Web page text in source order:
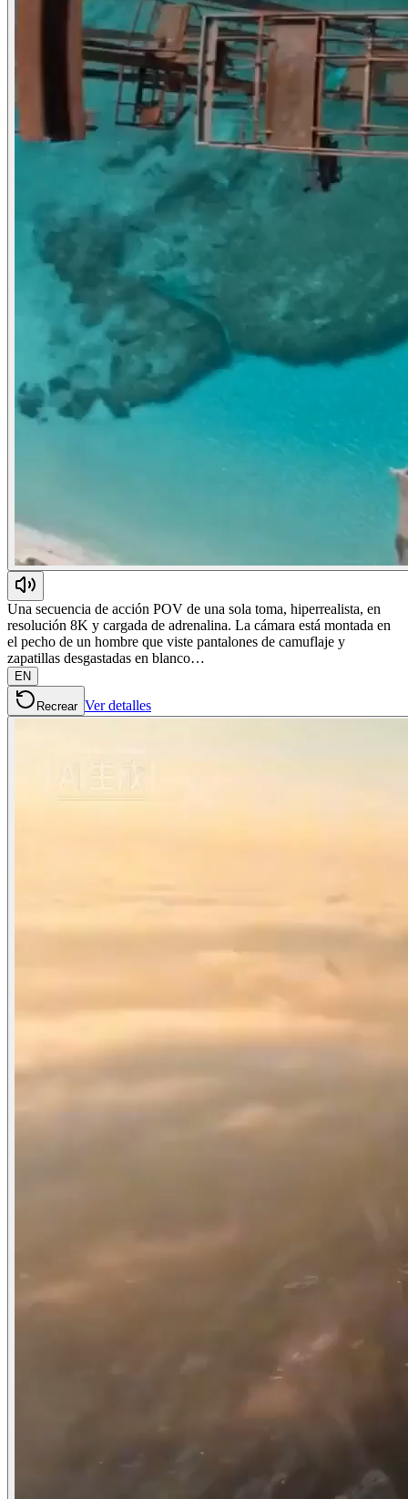
Una secuencia de acción POV de una sola toma, hiperrealista, en
resolución 8K y cargada de adrenalina. La cámara está montada en
el pecho de un hombre que viste pantalones de camuflaje y
zapatillas desgastadas en blanco…
EN
Recrear Ver detalles